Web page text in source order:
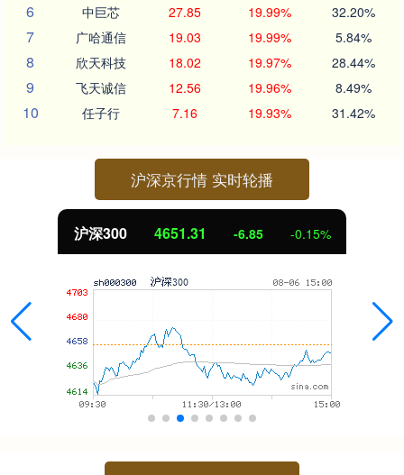
6 中巨芯 27.85 19.99% 32.20%
7 广哈通信 19.03 19.99% 5.84%
8 欣天科技 18.02 19.97% 28.44%
9 飞天诚信 12.56 19.96% 8.49%
10 任子行 7.16 19.93% 31.42%
沪深京行情 实时轮播
沪深300 4651.31 -6.85 -0.15%